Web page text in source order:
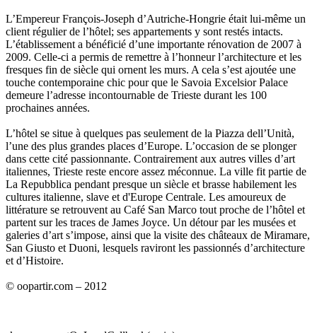
L’Empereur François-Joseph d’Autriche-Hongrie était lui-même un
client régulier de l’hôtel; ses appartements y sont restés intacts.
L’établissement a bénéficié d’une importante rénovation de 2007 à
2009. Celle-ci a permis de remettre à l’honneur l’architecture et les
fresques fin de siècle qui ornent les murs. A cela s’est ajoutée une
touche contemporaine chic pour que le Savoia Excelsior Palace
demeure l’adresse incontournable de Trieste durant les 100
prochaines années.
L’hôtel se situe à quelques pas seulement de la Piazza dell’Unità,
l’une des plus grandes places d’Europe. L’occasion de se plonger
dans cette cité passionnante. Contrairement aux autres villes d’art
italiennes, Trieste reste encore assez méconnue. La ville fit partie de
La Repubblica pendant presque un siècle et brasse habilement les
cultures italienne, slave et d'Europe Centrale. Les amoureux de
littérature se retrouvent au Café San Marco tout proche de l’hôtel et
partent sur les traces de James Joyce. Un détour par les musées et
galeries d’art s’impose, ainsi que la visite des châteaux de Miramare,
San Giusto et Duoni, lesquels raviront les passionnés d’architecture
et d’Histoire.
© oopartir.com – 2012